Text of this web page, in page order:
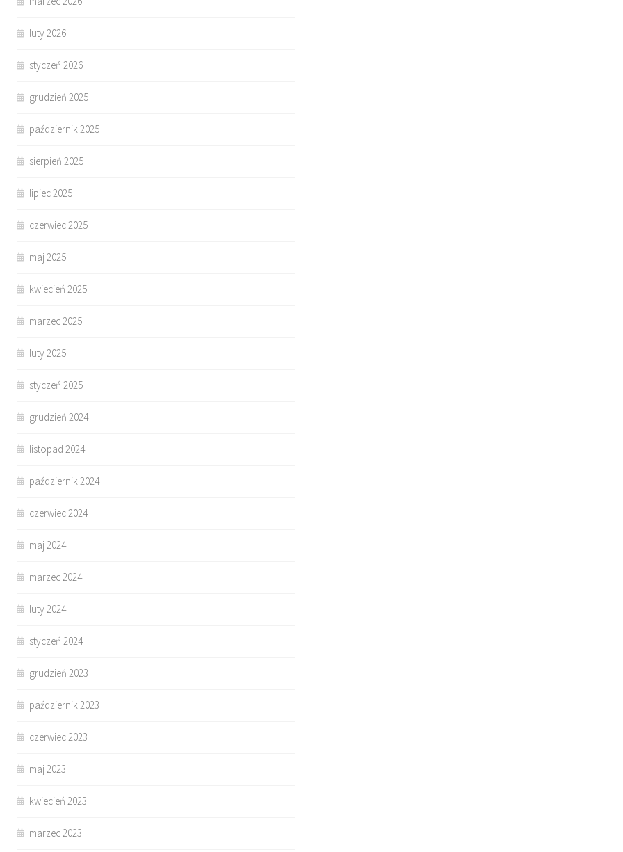
luty 2026
styczeń 2026
grudzień 2025
październik 2025
sierpień 2025
lipiec 2025
czerwiec 2025
maj 2025
kwiecień 2025
marzec 2025
luty 2025
styczeń 2025
grudzień 2024
listopad 2024
październik 2024
czerwiec 2024
maj 2024
marzec 2024
luty 2024
styczeń 2024
grudzień 2023
październik 2023
czerwiec 2023
maj 2023
kwiecień 2023
marzec 2023